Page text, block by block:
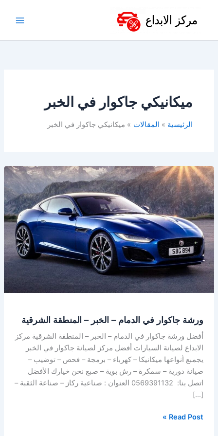
ميكانيكي جاكوار في الخبر
الرئيسية المقالات ميكانيكي جاكوار في الخبر
ورشة جاكوار في الدمام – الخبر – المنطقة الشرقية
أفضل ورشة جاكوار في الدمام – الخبر – المنطقة الشرقية مركز
الابداع لصيانة السيارات أفضل مركز لصيانة جاكوار في الخبر
يجمبع أنواعها ميكانيكا – كهرباء – برمجة – فحص – توضيب –
صيانة دورية – سمكرة – رش بوية – صبع نحن خيارك الأفضل
اتصل بنا: 0569391132 العنوان : صناعية ركاز – صناعة الثقبة –
[…]
ورشة
جاكوار
في
الدمام
–
الخبر
–
المنطقة
الشرقية
Read Post »